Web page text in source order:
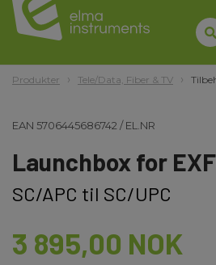
Produkter Tele/Data, Fiber & TV
EAN 5706445686742 /EL.NR
Launchbox for
SC/APC til SC/UPC
3 895,00 NOK